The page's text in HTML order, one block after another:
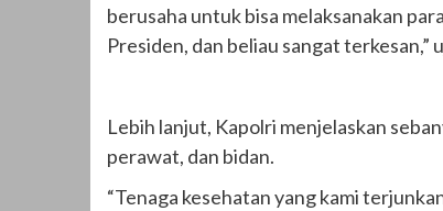
berusaha untuk bisa melaksanakan
Presiden, dan beliau sangat terkesan,”
Lebih lanjut, Kapolri menjelaskan
perawat, dan bidan.
“Tenaga kesehatan yang kami